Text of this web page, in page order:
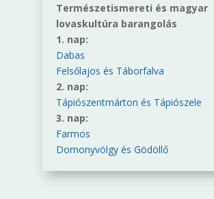
Természetismereti és magyar
lovaskultúra barangolás
1. nap:
Dabas
Felsőlajos és Táborfalva
2. nap:
Tápiószentmárton és Tápiószele
3. nap:
Farmos
Domonyvölgy és Gödöllő